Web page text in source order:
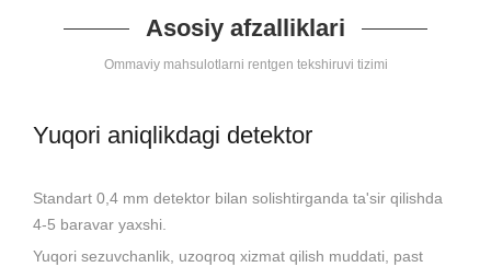
Asosiy afzalliklari
Ommaviy mahsulotlarni rentgen tekshiruvi tizimi
Yuqori aniqlikdagi detektor
Standart 0,4 mm detektor bilan solishtirganda ta'sir qilishda
4-5 baravar yaxshi.
Yuqori sezuvchanlik, uzoqroq xizmat qilish muddati, past